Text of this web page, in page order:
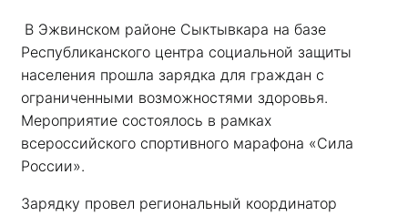
В Эжвинском районе Сыктывкара на базе
Республиканского центра социальной защиты
населения прошла зарядка для граждан с
ограниченными возможностями здоровья.
Мероприятие состоялось в рамках
всероссийского спортивного марафона «Сила
России».
Зарядку провел региональный координатор